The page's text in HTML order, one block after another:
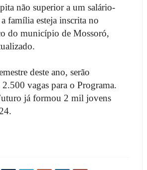
não superior a um salário-
família esteja inscrita no
do município de Mossoró,
deste ano, serão
2.500 vagas para o Programa.
já formou 2 mil jovens